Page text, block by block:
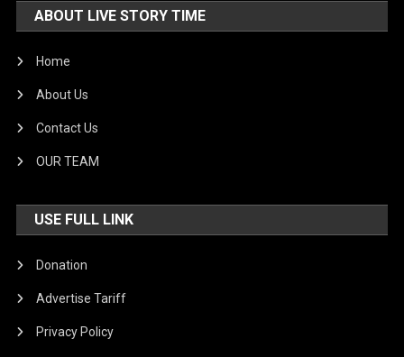
ABOUT LIVE STORY TIME
Home
About Us
Contact Us
OUR TEAM
USE FULL LINK
Donation
Advertise Tariff
Privacy Policy